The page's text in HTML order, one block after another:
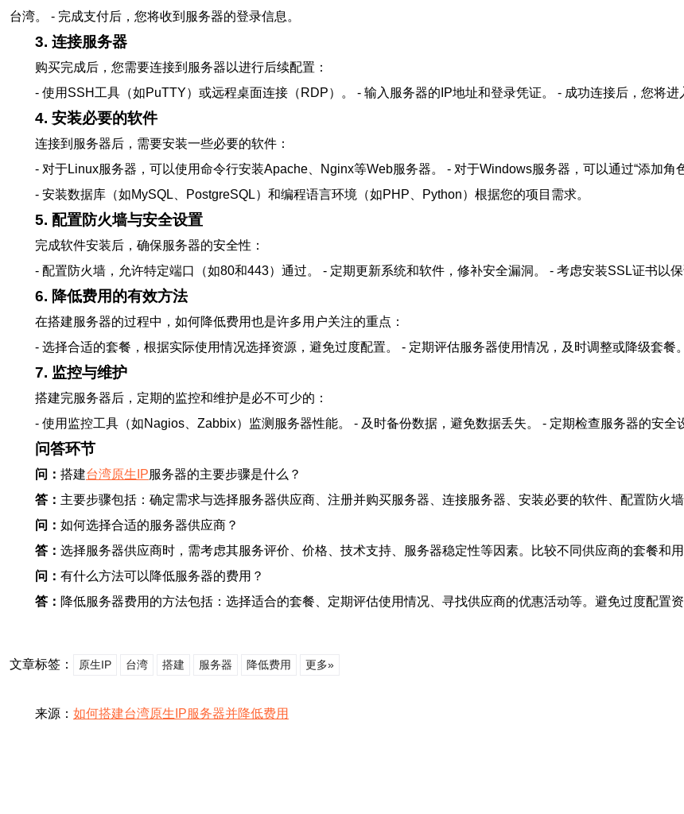
台湾。 - 完成支付后，您将收到服务器的登录信息。
3. 连接服务器
购买完成后，您需要连接到服务器以进行后续配置：
- 使用SSH工具（如PuTTY）或远程桌面连接（RDP）。 - 输入服务器的IP地址和登录凭证。 - 成功连接后，您将进
4. 安装必要的软件
连接到服务器后，需要安装一些必要的软件：
- 对于Linux服务器，可以使用命令行安装Apache、Nginx等Web服务器。 - 对于Windows服务器，可以通过“添加角
- 安装数据库（如MySQL、PostgreSQL）和编程语言环境（如PHP、Python）根据您的项目需求。
5. 配置防火墙与安全设置
完成软件安装后，确保服务器的安全性：
- 配置防火墙，允许特定端口（如80和443）通过。 - 定期更新系统和软件，修补安全漏洞。 - 考虑安装SSL证书以保
6. 降低费用的有效方法
在搭建服务器的过程中，如何降低费用也是许多用户关注的重点：
- 选择合适的套餐，根据实际使用情况选择资源，避免过度配置。 - 定期评估服务器使用情况，及时调整或降级套餐
7. 监控与维护
搭建完服务器后，定期的监控和维护是必不可少的：
- 使用监控工具（如Nagios、Zabbix）监测服务器性能。 - 及时备份数据，避免数据丢失。 - 定期检查服务器的安全
问答环节
问： 搭建台湾原生IP服务器的主要步骤是什么？
答： 主要步骤包括：确定需求与选择服务器供应商、注册并购买服务器、连接服务器、安装必要的软件、配置防火
问： 如何选择合适的服务器供应商？
答： 选择服务器供应商时，需考虑其服务评价、价格、技术支持、服务器稳定性等因素。比较不同供应商的套餐和
问： 有什么方法可以降低服务器的费用？
答： 降低服务器费用的方法包括：选择适合的套餐、定期评估使用情况、寻找供应商的优惠活动等。避免过度配置资
文章标签： 原生IP 台湾 搭建 服务器 降低费用 更多»
来源： 如何搭建台湾原生IP服务器并降低费用